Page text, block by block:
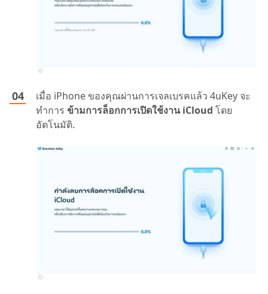
เมื่อ iPhone ของคุณผ่านการเจลเบรคแล้ว 4uKey จะ
ทำการ ข้ามการล็อกการเปิดใช้งาน iCloud โดย
อัตโนมัติ.